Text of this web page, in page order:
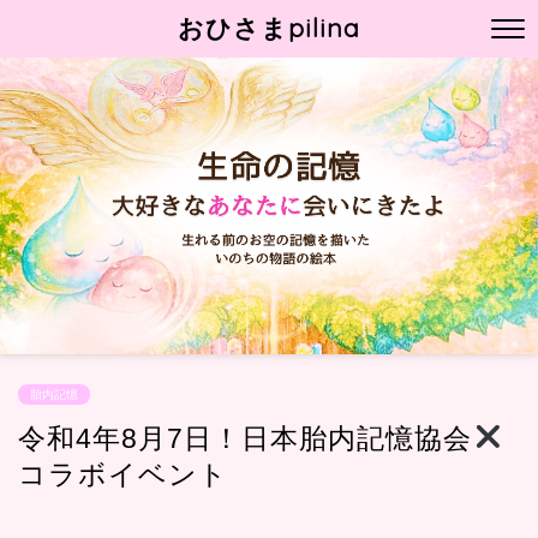
おひさまpilina
胎内記憶
令和4年8月7日！日本胎内記憶協会
コラボイベント